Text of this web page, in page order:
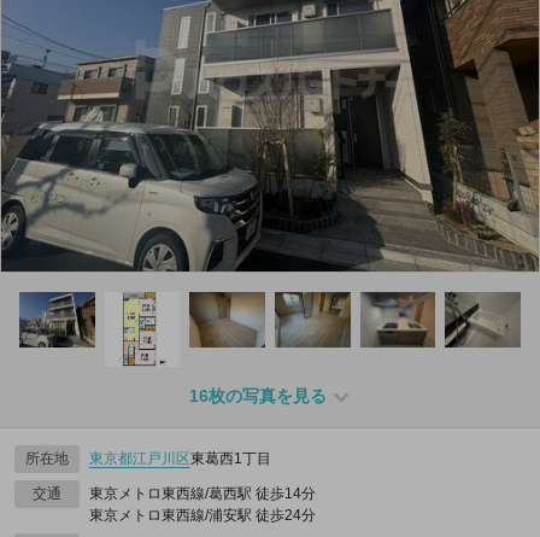
16枚の写真を見る
所在地 東京都江戸川区東葛西1丁目
交通
東京メトロ東西線/葛西駅 徒歩14分
東京メトロ東西線/浦安駅 徒歩24分